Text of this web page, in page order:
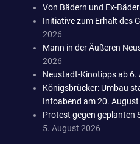
Von Bädern und Ex-
Initiative zum Erhalt des
2026
Mann in der Äußeren
2026
Neustadt-Kinotipps ab 6.
Königsbrücker: Umbau
Infoabend am 20. August
Protest gegen geplanten
5. August 2026